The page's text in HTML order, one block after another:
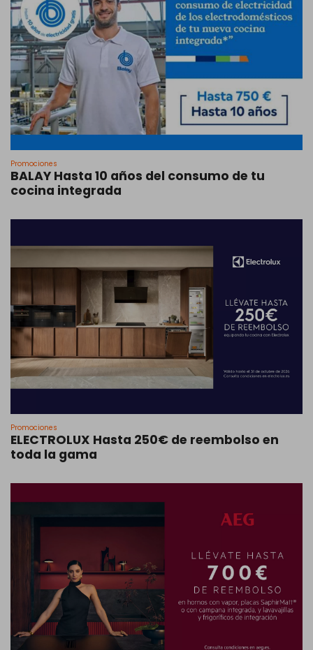
Promociones
BALAY Hasta 10 años del consumo de tu
cocina integrada
Promociones
ELECTROLUX Hasta 250€ de reembolso en
toda la gama